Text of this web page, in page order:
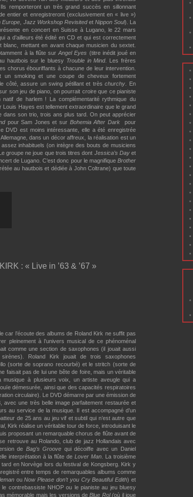
remporteront un très grand succès en sillonnant
entier et enregistreront (exclusivement en « live »)
Europe Jazz Workshop Revisitedet Nippon Soul). La
en concert en Suisse à Lugano, le 22 mars
a d’ailleurs été édité en CD et qui est correctement
mettant en avant chaque musicien du sextet.
à la flûte surAngel Eyes (titre inédit joué en
hautbois sur le bluesy Trouble in Mind. Les frères
chorus ébouriffants à chacune de leur intervention.
un smoking et une coupe de cheveux fortement
côté, assure un swing pétillant et trèschurchy . En
son jeu de piano, on pourrait croire que ce pianiste
de harlem ! La complémentarité rythmique du
Hayes est tellement extraordinaire que le grand
dans son trio, trois ans plus tard. On peut apprécier
pour Sam Jones et sur Bohemia After Dark
pour
DVD est moins intéressante, elle a été enregistrée
dans un décor affreux, la réalisation est un
inhabituels (on intègre des bouts de musiciens
groupe ne joue que trois titres dont Jessica’s Dayet
de Lugano. C’est donc pour le magnifiqueBrother
au hautbois et dédiée à John Coltrane) que toute
: « Live in ’63 & ’67 »
car l’écoute des albums de Roland Kirk ne suffit pas
pleinement à l’univers musical de ce phénoménal
comme une section de saxophones (il jouait aussi
Roland Kirk jouait de trois saxophones
(sorte de soprano recourbé) et le stritch (sorte de
faisait pas de lui une bête de foire, mais un véritable
musique à plusieurs voix, un artiste aveugle qui a
démesurée, ainsi que des capacités respiratoires
circulaire). Le DVD démarre par une émission de
avec une très belle image parfaitement restaurée et
au service de la musique. Il est accompagné d’un
de 25 ans au jeu vif et subtil qui n’est autre que
, Kirk réalise un véritable tour de force, introduisant le
proposant un remarquable chorus de flûte avant de
retrouve au Rolando, club de jazz Hollandais avec
de Bag’s Groove qui décoiffe avec un Daniel
interprétation à la flûte de Lover Man . La troisième
en Norvège lors du festival de Kongsberg. Kirk y
entre temps de remarquables albums comme
ouNow Please don’t you Cry Beautiful Edith) et
contrebassiste NHOP ou le pianiste au jeu bluesy
mémorable mais les versions deBlue Rol (où il joue